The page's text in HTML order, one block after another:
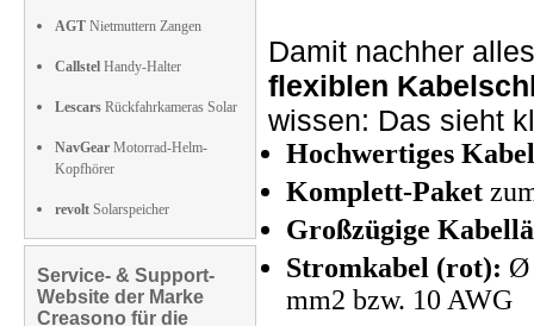
AGT Nietmuttern Zangen
Callstel Handy-Halter
Lescars Rückfahrkameras Solar
NavGear Motorrad-Helm-
Kopfhörer
revolt Solarspeicher
Service- & Support-
Website der Marke
Creasono für die
Damit nachher
flexiblen
wissen: Das sieht
Hochwertiges
Komplett-Paket
Großzügige
Stromkabel (rot): Ø
mm2 bzw. 10 AWG